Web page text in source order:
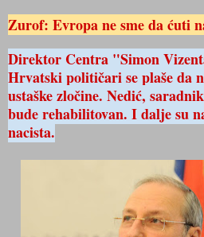
Zurof: Evropa ne sme da ćuti
Direktor Centra "Simon
Hrvatski političari se plaše da
ustaške zločine. Nedić,
bude rehabilitovan. I dalje su
nacista.